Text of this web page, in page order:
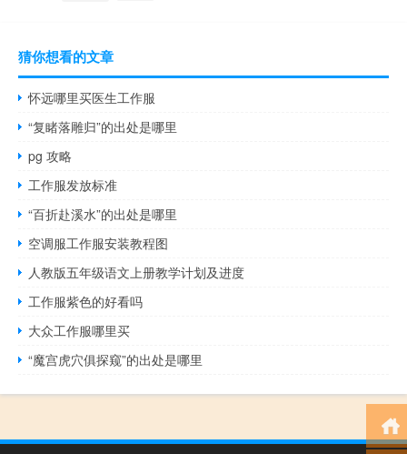
猜你想看的文章
怀远哪里买医生工作服
“复睹落雕归”的出处是哪里
pg 攻略
工作服发放标准
“百折赴溪水”的出处是哪里
空调服工作服安装教程图
人教版五年级语文上册教学计划及进度
工作服紫色的好看吗
大众工作服哪里买
“魔宫虎穴俱探窥”的出处是哪里